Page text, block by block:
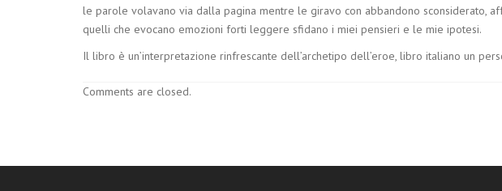
le parole volavano via dalla pagina mentre le giravo con abbandono sconsiderato,
quelli che evocano emozioni forti leggere sfidano i miei pensieri e le mie ipotesi.
Il libro è un’interpretazione rinfrescante dell’archetipo dell’eroe, libro italiano un
Comments are closed.